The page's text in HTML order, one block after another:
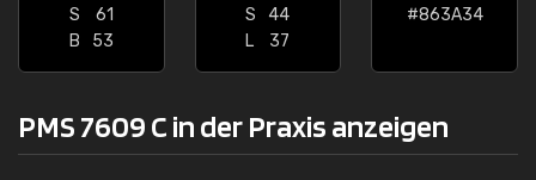
S
61
B
53
S
44
L
37
#863A34
PMS 7609 C in der Praxis anzeigen